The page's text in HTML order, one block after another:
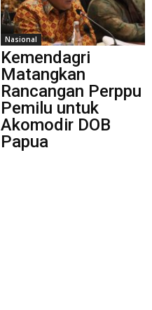
Nasional
Kemendagri
Matangkan
Rancangan Perppu
Pemilu untuk
Akomodir DOB
Papua